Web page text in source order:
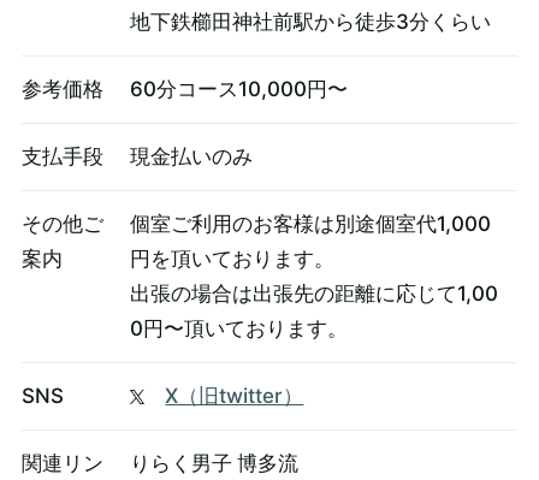
地下鉄櫛田神社前駅から徒歩3分くらい
参考価格 60分コース10,000円〜
支払手段 現金払いのみ
その他ご
案内
個室ご利用のお客様は別途個室代1,000
円を頂いております。
出張の場合は出張先の距離に応じて1,00
0円〜頂いております。
SNS X（旧twitter）
関連リン
りらく男子 博多流